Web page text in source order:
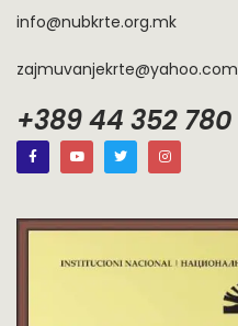
info@nubkrte.org.mk
zajmuvanjekrte@yahoo.com
+389 44 352 780